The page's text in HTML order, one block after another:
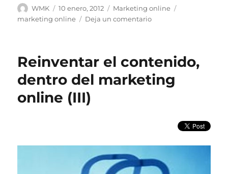
Autor
WMK
Publicado
el
10 enero, 2012 Categorías
Marketing online
marketing online
Deja un comentarioen
dentro
del
marketing
Reinventar el contenido,
dentro del marketing
online (III)